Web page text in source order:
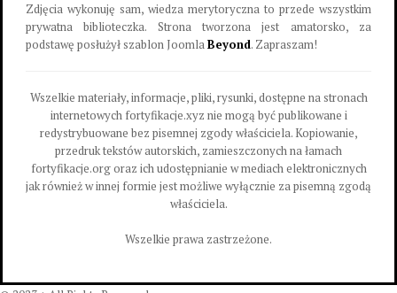
Zdjęcia wykonuję sam, wiedza merytoryczna to przede wszystkim
prywatna biblioteczka. Strona tworzona jest amatorsko, za
podstawę posłużył szablon JoomlaBeyond. Zapraszam!
Wszelkie materiały, informacje, pliki, rysunki, dostępne na stronach
internetowych fortyfikacje.xyz nie mogą być publikowane i
redystrybuowane bez pisemnej zgody właściciela. Kopiowanie,
przedruk tekstów autorskich, zamieszczonych na łamach
fortyfikacje.org oraz ich udostępnianie w mediach elektronicznych
jak również w innej formie jest możliwe wyłącznie za pisemną zgodą
właściciela.
Wszelkie prawa zastrzeżone.